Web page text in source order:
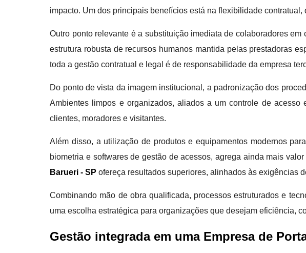
impacto. Um dos principais benefícios está na flexibilidade
Outro ponto relevante é a substituição imediata de colaboradores
estrutura robusta de recursos humanos mantida pelas prestadoras
toda a gestão contratual e legal é de responsabilidade da empresa
Do ponto de vista da imagem institucional, a padronização dos
Ambientes limpos e organizados, aliados a um controle de
clientes, moradores e visitantes.
Além disso, a utilização de produtos e equipamentos modernos
biometria e softwares de gestão de acessos, agrega ainda mais
Barueri - SP ofereça resultados superiores, alinhados às exigências
Combinando mão de obra qualificada, processos estruturados e
uma escolha estratégica para organizações que desejam eficiência,
Gestão integrada em uma Empresa de